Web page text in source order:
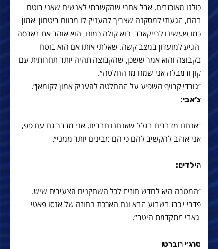
כולנו מאוכזבים, אבל אחרי שהקשבתי לאנשים שאני בוטח
בהם, הגעתי למסקנה שצריך להעניק לו מרווח ביטחון ואמון
כמו שעשינו לרייקארד. הוא קולה כמונו, הוא אוהב את בארסה
והגיע למועדון במצב קשה. שאלתי אותו אם הוא בוטח
בקבוצה והוא אמר ששכן, שהקבוצה תהיה יותר תחרותית עם
קון ודמבלה אני שמח מההחלטה״.
״גורדי קרויף השפיע על ההחלטה להעניק אמון לקומאן״.
צ׳אבי:
״אנחנו מדברים בגלל שאנחנו חברים. אני מדבר גם עם פפ,
אני אוהב להקשיב להם כי הם מבינים יותר ממני״.
הילדים:
״המטרה היא לחדש חוזים לכל השחקנים הצעירים שיש.
פדרי יוכרז בשבוע הבא וגם הארכת החוזה של אנסו פאטי
וגאבי מתקדמת היטב״.
סרג׳י רוברטו